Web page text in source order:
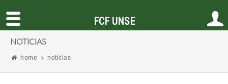
NOTICIAS
home noticias
FCF UNSE